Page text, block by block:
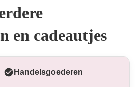
en cadeautjes
Handelsgoederen